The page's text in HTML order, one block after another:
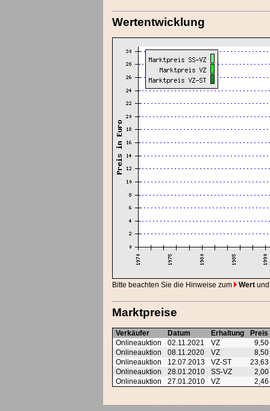
Wertentwicklung
Bitte beachten Sie die Hinweise zum Wert
Marktpreise
Verkäufer Datum Erhaltung
Preis
Onlineauktion
02.11.2021 VZ
Onlineauktion
08.11.2020 VZ
Onlineauktion
12.07.2013 VZ-ST
Onlineauktion
28.01.2010 SS-VZ
Onlineauktion
27.01.2010 VZ